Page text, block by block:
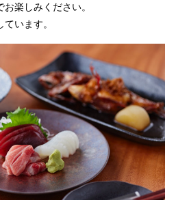
楽しみください。
います。